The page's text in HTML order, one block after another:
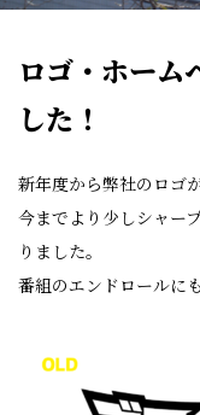
ロゴ・ホーム
した！
新年度から弊社のロゴ
今までより少しシャー
りました。
番組のエンドロールに